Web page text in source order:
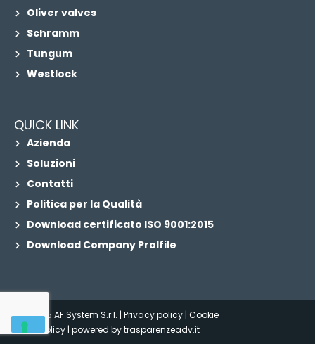
Oliver valves
Schramm
Tungum
Westlock
QUICK LINK
Azienda
Soluzioni
Contatti
Politica per la Qualità
Download certificato ISO 9001:2015
Download Company Prolfile
© 2025 AF System S.r.l. |Privacy policy |Cookie
Policy | powered bytrasparenzeadv.it